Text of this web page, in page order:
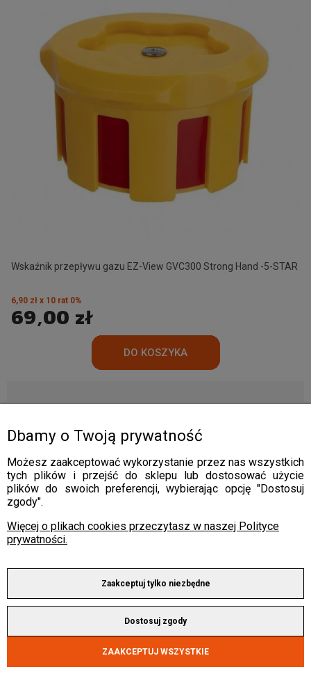
Wskaźnik przepływu gazu EZ-View GVC300 Strong Hand -5-STAR
69,00 zł
6,90 zł x 10 rat 0%
Dbamy o Twoją prywatność
Możesz zaakceptować wykorzystanie przez nas wszystkich
tych plików i przejść do sklepu lub dostosować użycie
plików do swoich preferencji, wybierając opcję "Dostosuj
zgody".
Więcej o plikach cookies przeczytasz w naszej Polityce
prywatności.
Zaakceptuj tylko niezbędne
Dostosuj zgody
ZAAKCEPTUJ WSZYSTKIE